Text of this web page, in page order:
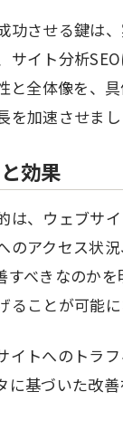
功させる鍵は
イト分析
と全体像を、
を加速させまし
効果
は、ウェブサ
のアクセス状
すべきなのか
ことが可能に
イトへのトラ
に基づいた改